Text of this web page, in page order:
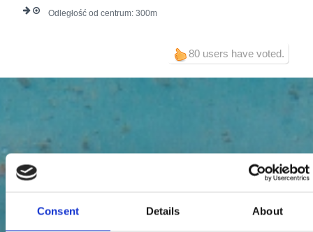
Consent Details About
Odległość od centrum: 300
80 users have voted.